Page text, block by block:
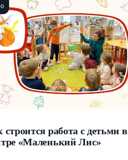
строится работа с детьми в
«Маленький Лис»